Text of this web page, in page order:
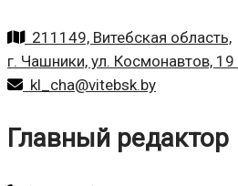
211149, Витебская область,
г. Чашники, ул. Космонавтов, 19
kl_cha@vitebsk.by
Главный редактор